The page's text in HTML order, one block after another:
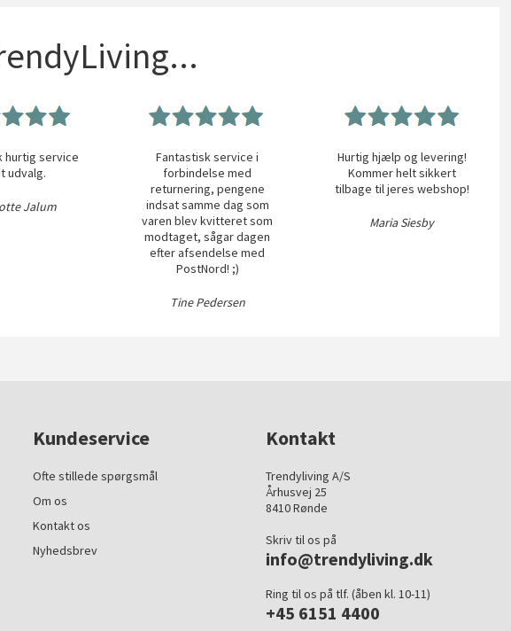
hurtig service
udvalg.
Jalum
Fantastisk service i
forbindelse med
returnering, pengene
indsat samme dag som
varen blev kvitteret som
modtaget, sågar dagen
efter afsendelse med
PostNord! ;)
Tine Pedersen
Hurtig hjælp og levering!
Kommer helt sikkert
tilbage til jeres webshop!
Maria Siesby
Kundeservice
Ofte stillede spørgsmål
Om os
Kontakt os
Nyhedsbrev
Kontakt
Trendyliving A/S
Århusvej 25
8410 Rønde
Skriv til os på
info@trendyliving.dk
Ring til os på tlf. (åben kl. 10-11)
+45 6151 4400